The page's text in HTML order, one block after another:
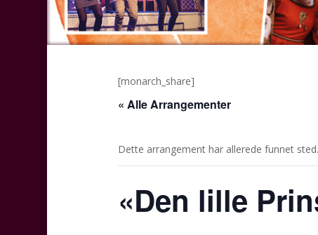
[monarch_share]
« Alle Arrangementer
Dette arrangement har allerede funnet sted.
«Den lille